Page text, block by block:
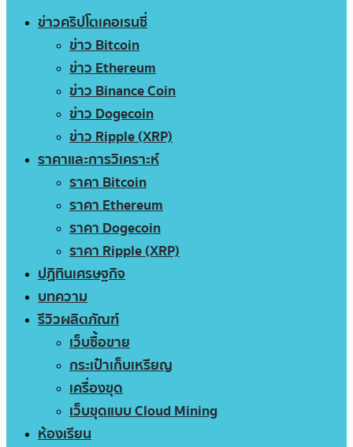
ข่าวคริปโตเคอเรนซี่
ข่าว Bitcoin
ข่าว Ethereum
ข่าว Binance Coin
ข่าว Dogecoin
ข่าว Ripple (XRP)
ราคาและการวิเคราะห์
ราคา Bitcoin
ราคา Ethereum
ราคา Dogecoin
ราคา Ripple (XRP)
ปฏิทินเศรษฐกิจ
บทความ
รีวิวผลิตภัณฑ์
เว็บซื้อขาย
กระเป๋าเก็บเหรียญ
เครื่องขุด
เว็บขุดแบบ Cloud Mining
ห้องเรียน